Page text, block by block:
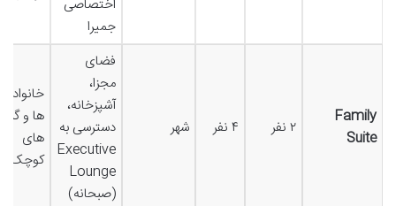
اختصاصی
جمیرا
Family
Suite
۲ نفر ۴ نفر شهر
فضای
مجزا،
آشپزخانه،
دسترسی به
Executive
Lounge
(صبحانه)
خانواده
ها و
های
کوچک